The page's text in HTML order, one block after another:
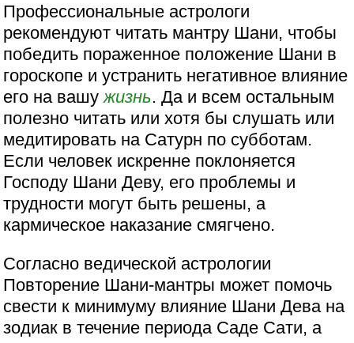
Профессиональные астрологи
рекомендуют читать мантру Шани, чтобы
победить пораженное положение Шани в
гороскопе и устранить негативное влияние
его на вашужизнь. Да и всем остальным
полезно читать или хотя бы слушать или
медитировать на Сатурн по субботам.
Если человек искренне поклоняется
Господу Шани Деву, его проблемы и
трудности могут быть решены, а
кармическое наказание смягчено.
Согласно ведической астрологии
Повторение Шани-мантры может помочь
свести к минимуму влияние Шани Дева на
зодиак в течение периода Саде Сати, а